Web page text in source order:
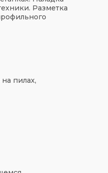
Разметка
пилах,